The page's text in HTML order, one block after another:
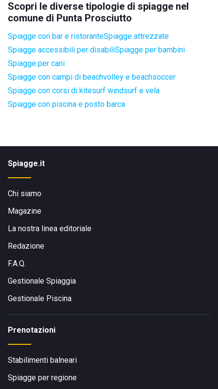
Scopri le diverse tipologie di spiagge nel
comune di Punta Prosciutto
Spiagge con bar e ristoranteSpiagge attrezzate
Spiagge accessibili per disabiliSpiagge per bambini
Spiagge per cani
Spiagge con campi di beachvolley e beachsoccer
Spiagge con corsi di kitesurf windsurf e vela
Spiagge con piscina e posto barca
Spiagge.it
Chi siamo
Magazine
La nostra linea editoriale
Redazione
F.A.Q.
Gestionale Spiaggia
Gestionale Piscina
Prenotazioni
Stabilimenti balneari
Spiagge per regione